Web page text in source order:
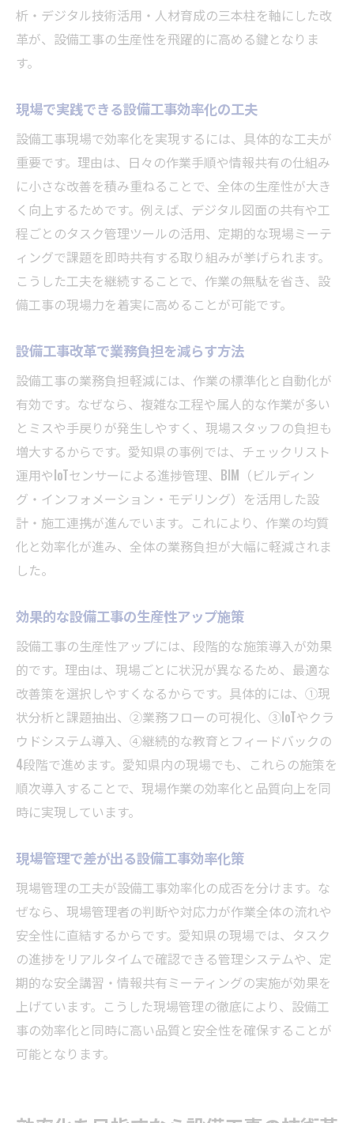
析・デジタル技術活用・人材育成の三本柱を軸にした改
革が、設備工事の生産性を飛躍的に高める鍵となりま
す。
現場で実践できる設備工事効率化の工夫
設備工事現場で効率化を実現するには、具体的な工夫が
重要です。理由は、日々の作業手順や情報共有の仕組み
に小さな改善を積み重ねることで、全体の生産性が大き
く向上するためです。例えば、デジタル図面の共有や工
程ごとのタスク管理ツールの活用、定期的な現場ミーテ
ィングで課題を即時共有する取り組みが挙げられます。
こうした工夫を継続することで、作業の無駄を省き、設
備工事の現場力を着実に高めることが可能です。
設備工事改革で業務負担を減らす方法
設備工事の業務負担軽減には、作業の標準化と自動化が
有効です。なぜなら、複雑な工程や属人的な作業が多い
とミスや手戻りが発生しやすく、現場スタッフの負担も
増大するからです。愛知県の事例では、チェックリスト
運用やIoTセンサーによる進捗管理、BIM（ビルディン
グ・インフォメーション・モデリング）を活用した設
計・施工連携が進んでいます。これにより、作業の均質
化と効率化が進み、全体の業務負担が大幅に軽減されま
した。
効果的な設備工事の生産性アップ施策
設備工事の生産性アップには、段階的な施策導入が効果
的です。理由は、現場ごとに状況が異なるため、最適な
改善策を選択しやすくなるからです。具体的には、①現
状分析と課題抽出、②業務フローの可視化、③IoTやクラ
ウドシステム導入、④継続的な教育とフィードバックの
4段階で進めます。愛知県内の現場でも、これらの施策を
順次導入することで、現場作業の効率化と品質向上を同
時に実現しています。
現場管理で差が出る設備工事効率化策
現場管理の工夫が設備工事効率化の成否を分けます。な
ぜなら、現場管理者の判断や対応力が作業全体の流れや
安全性に直結するからです。愛知県の現場では、タスク
の進捗をリアルタイムで確認できる管理システムや、定
期的な安全講習・情報共有ミーティングの実施が効果を
上げています。こうした現場管理の徹底により、設備工
事の効率化と同時に高い品質と安全性を確保することが
可能となります。